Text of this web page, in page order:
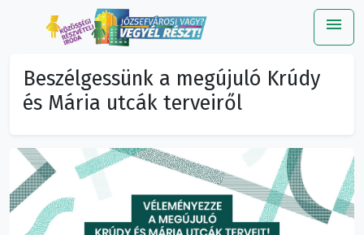
menu
Beszélgessünk a megújuló Krúdy
és Mária utcák terveiről